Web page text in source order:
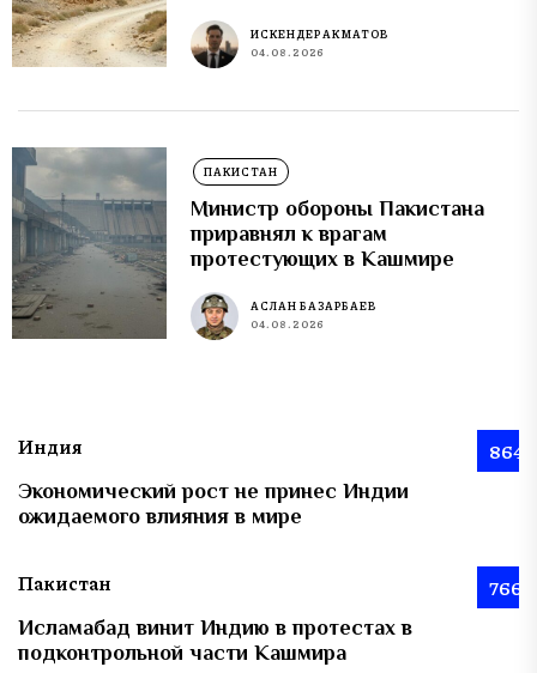
ИСКЕНДЕР АКМАТОВ
04.08.2026
ПАКИСТАН
Министр обороны Пакистана
приравнял к врагам
протестующих в Кашмире
АСЛАН БАЗАРБАЕВ
04.08.2026
Индия 864
Экономический рост не принес Индии
ожидаемого влияния в мире
Пакистан 766
Исламабад винит Индию в протестах в
подконтрольной части Кашмира